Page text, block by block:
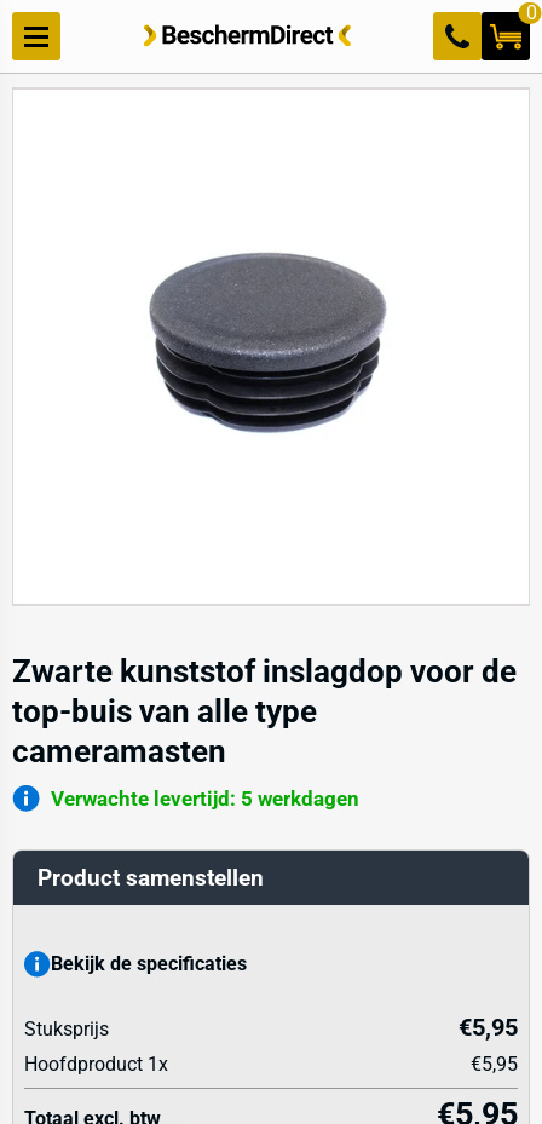
Meteen
naar de
content
0
Zwarte kunststof inslagdop voor de
top-buis van alle type
cameramasten
Verwachte levertijd: 5 werkdagen
Product samenstellen
Bekijk de specificaties
Stuksprijs €5,95
Hoofdproduct 1x €5,95
Totaal excl. btw €5,95